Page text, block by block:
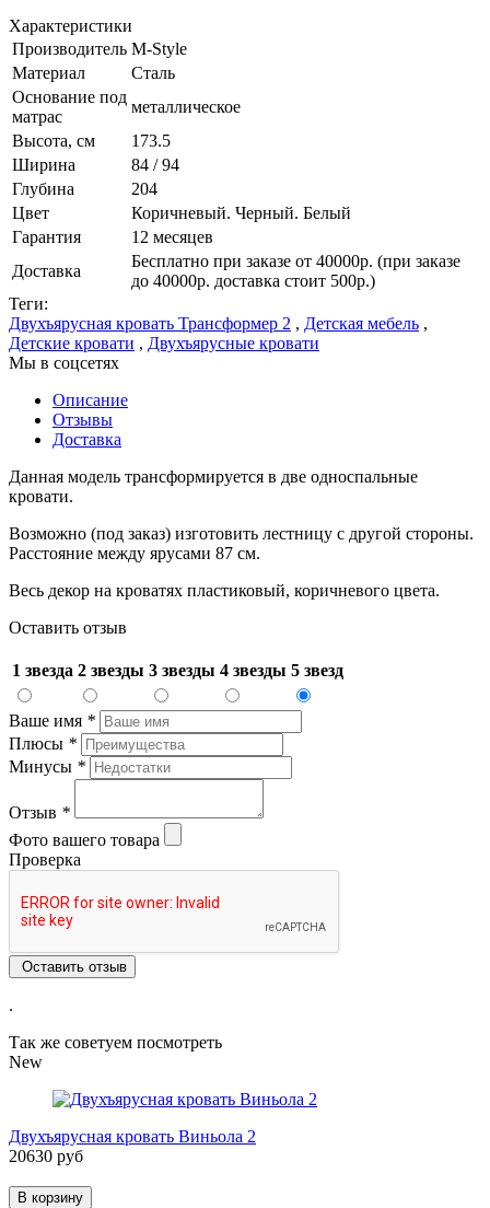
Характеристики
Производитель M-Style
Материал
Сталь
Основание под
матрас
металлическое
Высота, см
173.5
Ширина
84 / 94
Глубина
204
Цвет
Коричневый. Черный. Белый
Гарантия
12 месяцев
Доставка
Бесплатно при заказе от 40000р. (при заказе
до 40000р. доставка стоит 500р.)
Теги:
Двухъярусная кровать Трансформер 2 , Детская мебель ,
Детские кровати , Двухъярусные кровати
Мы в соцсетях
Описание
Отзывы
Доставка
Данная модель трансформируется в две односпальные
кровати.
Возможно (под заказ) изготовить лестницу с другой стороны.
Расстояние между ярусами 87 см.
Весь декор на кроватях пластиковый, коричневого цвета.
Оставить отзыв
1 звезда 2 звезды 3 звезды 4 звезды 5 звезд
Ваше имя *
Плюсы *
Минусы *
Отзыв *
Фото вашего товара
Проверка
Оставить отзыв
.
Так же советуем посмотреть
New
Двухъярусная кровать Виньола 2
20630 руб
В корзину